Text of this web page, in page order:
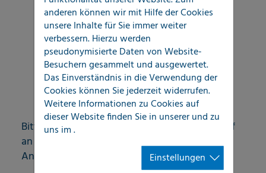
Transportleitungen
Ortung von elektrischen Leitungen
Ortung von Leitungen im Gebäude
Datenaufnahme für GIS-System
Bitte fragen Sie uns bei Ihrem konkreten Bedarf
an - wir erstellen gerne für Sie ein individuelles
Angebot.
anderen können wir mit Hilfe der Cookies
unsere Inhalte für Sie immer weiter
verbessern. Hierzu werden
pseudonymisierte Daten von Website-
Besuchern gesammelt und ausgewertet.
Das Einverständnis in die Verwendung der
Cookies können Sie jederzeit widerrufen.
Weitere Informationen zu Cookies auf
dieser Website finden Sie in unsererund zu
uns im.
Einstellungen